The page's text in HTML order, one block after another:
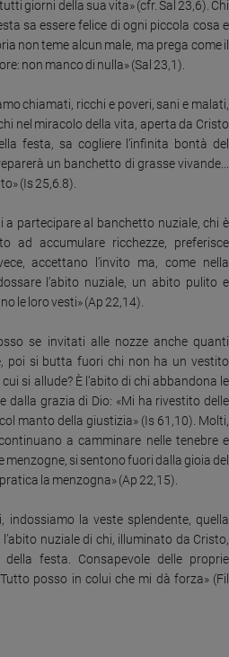
giorni della sua vita» (cfr. Sal 23,6). Chi
sa essere felice di ogni piccola cosa e
non teme alcun male, ma prega come il
non manco di nulla» (Sal 23,1).
chiamati, ricchi e poveri, sani e malati,
nel miracolo della vita, aperta da Cristo
festa, sa cogliere l’infinita bontà del
un banchetto di grasse vivande...
(Is 25,6.8).
partecipare al banchetto nuziale, chi è
ad accumulare ricchezze, preferisce
accettano l’invito ma, come nella
l’abito nuziale, un abito pulito e
le loro vesti» (Ap 22,14).
se invitati alle nozze anche quanti
poi si butta fuori chi non ha un vestito
si allude? È l’abito di chi abbandona le
dalla grazia di Dio: «Mi ha rivestito delle
manto della giustizia» (Is 61,10). Molti,
a camminare nelle tenebre e
menzogne, si sentono fuori dalla gioia del
la menzogna» (Ap 22,15).
indossiamo la veste splendente, quella
nuziale di chi, illuminato da Cristo,
festa. Consapevole delle proprie
posso in colui che mi dà forza» (Fil